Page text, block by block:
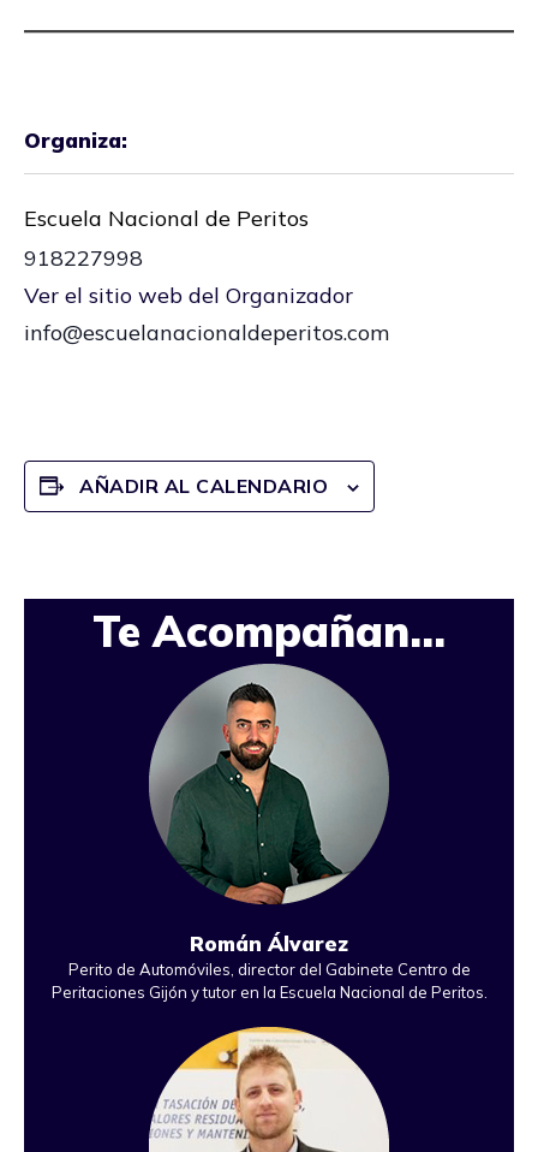
Organiza:
Escuela Nacional de Peritos
918227998
Ver el sitio web del Organizador
info@escuelanacionaldeperitos.com
AÑADIR AL CALENDARIO
Te Acompañan…
Román Álvarez
Perito de Automóviles, director del Gabinete Centro de
Peritaciones Gijón y tutor en la Escuela Nacional de Peritos.